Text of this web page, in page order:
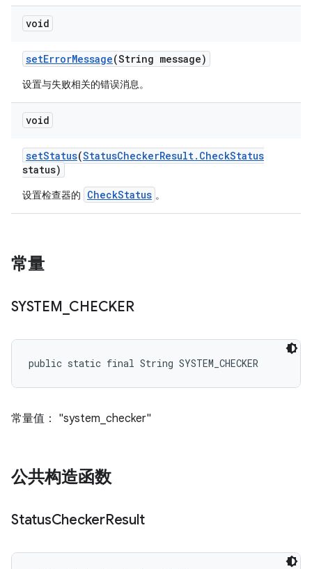
void
setErrorMessage(String message)
设置与失败相关的错误消息。
void
setStatus(StatusCheckerResult. CheckStatus
status)
设置检查器的 CheckStatus 。
常量
SYSTEM CHECKER
public static final String SYSTEM_CHECKER
常量值： "system_checker"
公共构造函数
StatusCheckerResult